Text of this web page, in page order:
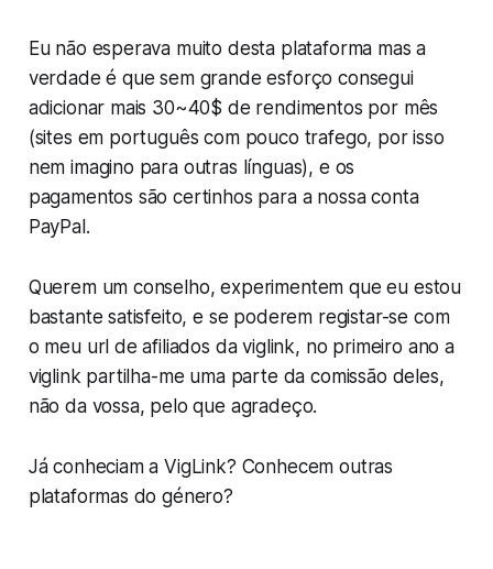
Eu não esperava muito desta plataforma mas a
verdade é que sem grande esforço consegui
adicionar mais 30~40$ de rendimentos por mês
(sites em português com pouco trafego, por isso
nem imagino para outras línguas), e os
pagamentos são certinhos para a nossa conta
PayPal.
Querem um conselho, experimentem que eu estou
bastante satisfeito, e se poderem registar-se com
o meu url de afiliados da viglink, no primeiro ano a
viglink partilha-me uma parte da comissão deles,
não da vossa, pelo que agradeço.
Já conheciam a VigLink? Conhecem outras
plataformas do género?